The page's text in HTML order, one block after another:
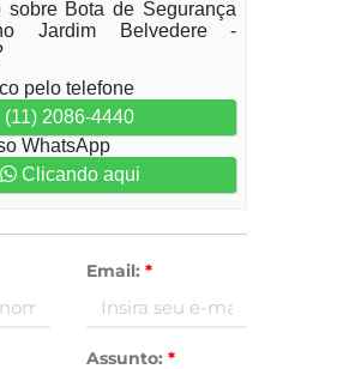
sobre Bota de Segurança
Jardim Belvedere -
pelo telefone
(11) 2086-4440
WhatsApp
Clicando aqui
Email: *
Assunto: *